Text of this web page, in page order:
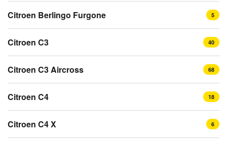
Citroen Berlingo Furgone 5
Citroen C3 40
Citroen C3 Aircross 68
Citroen C4 18
Citroen C4 X 6